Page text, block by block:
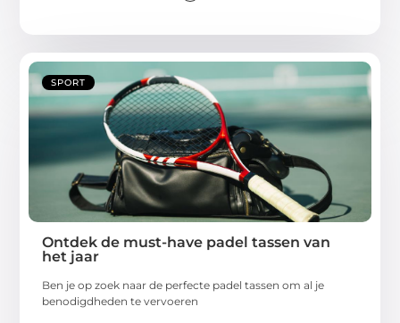
SPORT
Ontdek de must-have padel tassen van
het jaar
Ben je op zoek naar de perfecte padel tassen om al je
benodigdheden te vervoeren